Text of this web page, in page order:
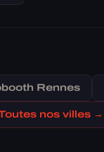
Rennes
nos villes →